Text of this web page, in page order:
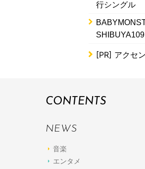
行シングル
[PR] アクセ
CONTENTS
NEWS
音楽
エンタメ